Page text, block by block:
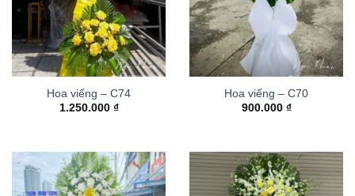
Hoa viếng – C74
1.250.000 ₫
Hoa viếng – C70
900.000 ₫